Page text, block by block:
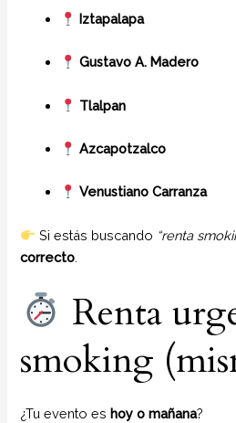
Iztapalapa
Gustavo A. Madero
Tlalpan
Azcapotzalco
Venustiano Carranza
Si estás buscando “renta
correcto
Renta
smoking
¿Tu evento eshoy o mañana?